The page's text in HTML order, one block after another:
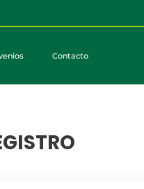
Contacto